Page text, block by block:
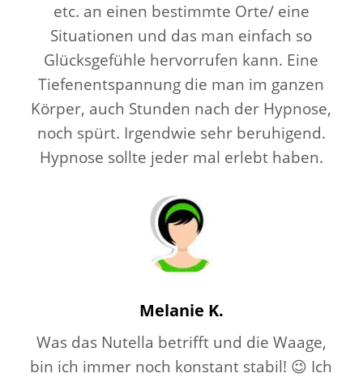
etc. an einen bestimmte Orte/ eine
Situationen und das man einfach so
Glücksgefühle hervorrufen kann. Eine
Tiefenentspannung die man im ganzen
Körper, auch Stunden nach der Hypnose,
noch spürt. Irgendwie sehr beruhigend.
Hypnose sollte jeder mal erlebt haben.
Melanie K.
Was das Nutella betrifft und die Waage,
bin ich immer noch konstant stabil! 😉 Ich